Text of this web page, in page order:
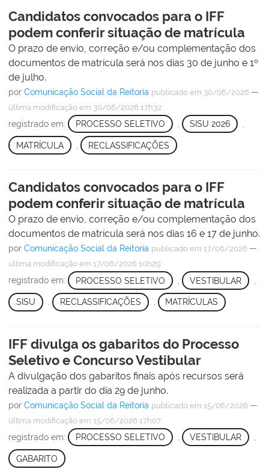
Candidatos convocados para o IFF
podem conferir situação de matrícula
O prazo de envio, correção e/ou complementação dos
documentos de matrícula será nos dias 30 de junho e 1º
de julho.
por Comunicação Social da Reitoria publicado em 30/06/2026 —
última modificação em 30/06/2026 17h32
registrado em: PROCESSO SELETIVO SISU 2026
MATRÍCULA RECLASSIFICAÇÕES
Candidatos convocados para o IFF
podem conferir situação de matrícula
O prazo de envio, correção e/ou complementação dos
documentos de matrícula será nos dias 16 e 17 de junho.
por Comunicação Social da Reitoria publicado em 17/06/2026 —
última modificação em 17/06/2026 10h29
registrado em: PROCESSO SELETIVO VESTIBULAR
SISU , RECLASSIFICAÇÕES , MATRÍCULAS
IFF divulga os gabaritos do Processo
Seletivo e Concurso Vestibular
A divulgação dos gabaritos finais após recursos será
realizada a partir do dia 29 de junho.
por Comunicação Social da Reitoria publicado em 15/06/2026 —
última modificação em 15/06/2026 17h07
registrado em: PROCESSO SELETIVO VESTIBULAR
GABARITO